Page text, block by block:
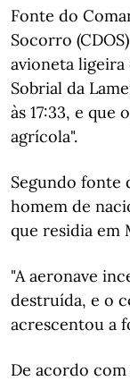
Fonte do
Socorro
avioneta ligeira
Sobrial da
às 17:33, e
agrícola".
Segundo fonte
homem de
que residia em
"A aeronave
destruída, e o
acrescentou a
De acordo com